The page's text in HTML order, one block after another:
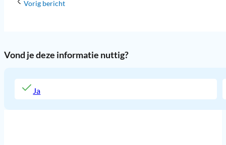
Vorig bericht
Vond je deze informatie nuttig?
Ja